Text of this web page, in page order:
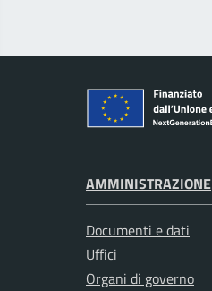
AMMINISTRAZIONE
Documenti e dati
Uffici
Organi di governo